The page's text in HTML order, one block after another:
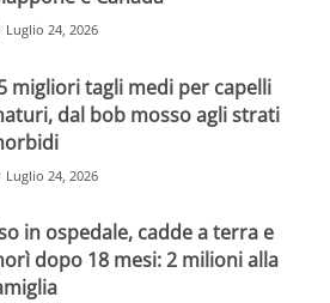
Luglio 24, 2026
migliori tagli medi per capelli
dal bob mosso agli strati
Luglio 24, 2026
in ospedale, cadde a terra e
dopo 18 mesi: 2 milioni alla